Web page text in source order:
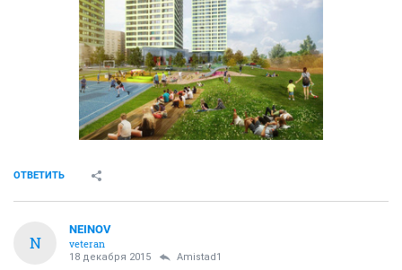
ОТВЕТИТЬ
N
NEINOV
veteran
18 декабря 2015 Amistad1